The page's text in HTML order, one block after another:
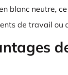
blanc neutre,
de travail ou